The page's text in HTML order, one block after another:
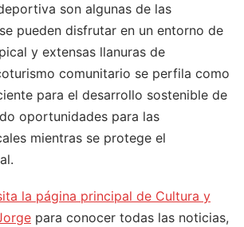
son algunas de las
pueden disfrutar en un entorno de
y extensas llanuras de
comunitario se perfila como
para el desarrollo sostenible de
oportunidades para las
mientras se protege el
la página principal de Cultura y
para conocer todas las noticias,